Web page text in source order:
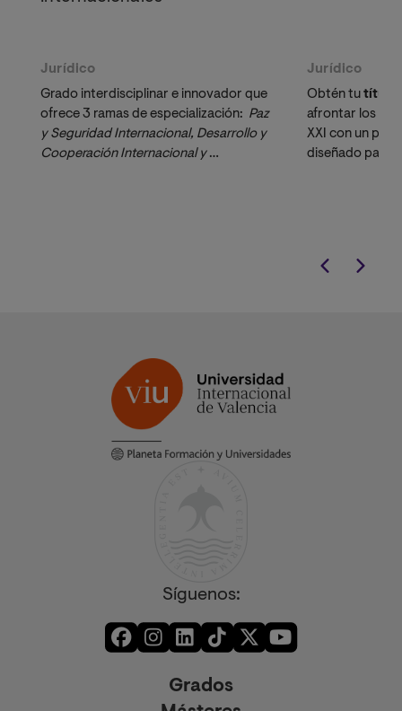
Jurídico
Grado interdisciplinar e innovador que
ofrece 3 ramas de especialización: Paz
y Seguridad Internacional, Desarrollo y
Cooperación Internacional y
Jurídico
Obtén tutítulo
afrontar los
XXI con un
diseñado para
activo
Síguenos:
Grados